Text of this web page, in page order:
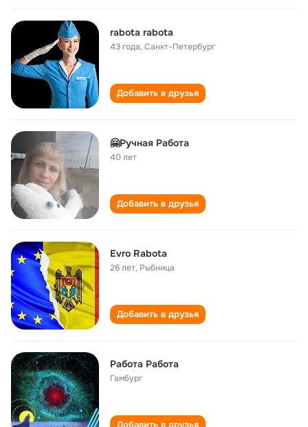
rabota rabota
43 года,Санкт-Петербург
Добавить в друзья
🤗Ручная Работа
40 лет
Добавить в друзья
Evro Rabota
26 лет, Рыбница
Добавить в друзья
Работа Работа
Гамбург
Добавить в друзья